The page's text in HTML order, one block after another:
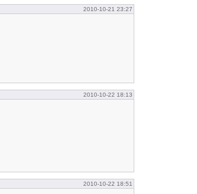
2010-10-21 23:27
2010-10-22 18:13
2010-10-22 18:51